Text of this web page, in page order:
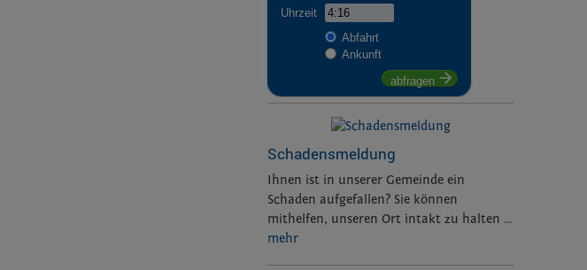
Uhrzeit
Abfahrt
Ankunft
abfragen
Schadensmeldung
Ihnen ist in unserer Gemeinde ein
Schaden aufgefallen? Sie können
mithelfen, unseren Ort intakt zu halten …
mehr